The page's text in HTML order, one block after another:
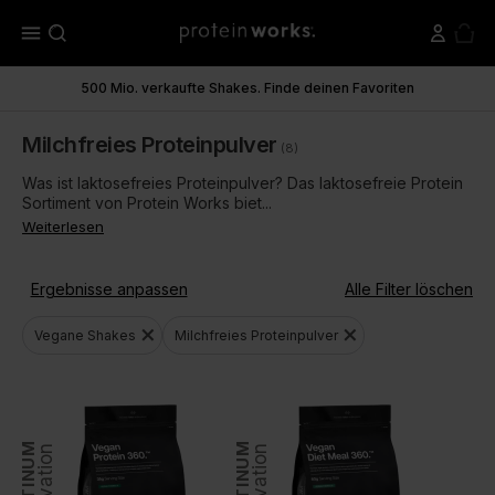
menu
500 Mio. verkaufte Shakes. Finde deinen Favoriten
Milchfreies Proteinpulver (8)
Was ist laktosefreies Proteinpulver? Das laktosefreie Protein
Sortiment von Protein Works biet...
Weiterlesen
Ergebnisse anpassen Alle Filter löschen
Vegane Shakes close Milchfreies Proteinpulver close